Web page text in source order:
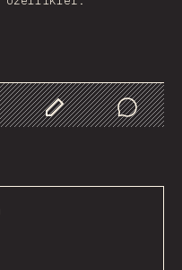
Customize Data
Comments